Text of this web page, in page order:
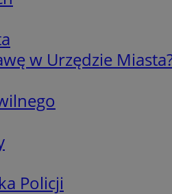
w Urzędzie
Policji